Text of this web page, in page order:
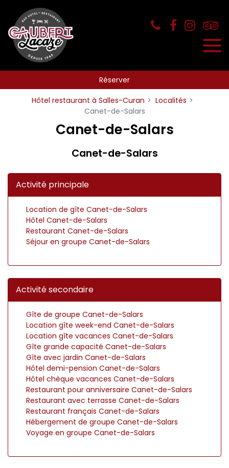
Réserver
Hôtel restaurant à Salles-Curan
Localités
Canet-de-Salars
Canet-de-Salars
Canet-de-Salars
Activité principale
Location de gîte Canet-de-Salars
Hôtel Canet-de-Salars
Restaurant Canet-de-Salars
Séjour en groupe Canet-de-Salars
Activité secondaire
Gîte de groupe Canet-de-Salars
Location gîte week-end Canet-de-Salars
Location gîte vacances Canet-de-Salars
Gîte grande capacité Canet-de-Salars
Gîte avec jardin Canet-de-Salars
Hôtel demi-pension Canet-de-Salars
Hôtel chèque vacances Canet-de-Salars
Restaurant pour anniversaire Canet-de-Salars
Restaurant avec terrasse Canet-de-Salars
Restaurant français Canet-de-Salars
Hébergement de groupe Canet-de-Salars
Voyage en groupe Canet-de-Salars
Panneau de gestion des cookies